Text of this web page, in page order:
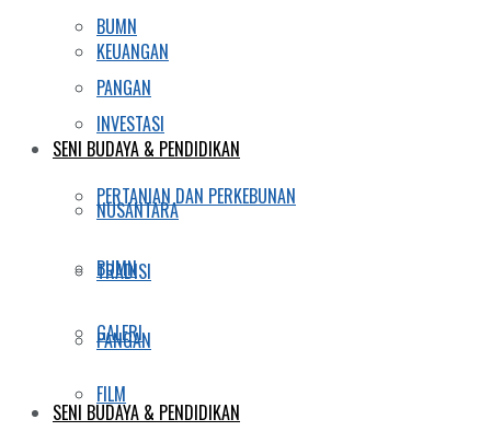
BUMN
PANGAN
SENI BUDAYA & PENDIDIKAN
NUSANTARA
TRADISI
GALERI
FILM
KEUANGAN
INVESTASI
PERTANIAN DAN PERKEBUNAN
BUMN
PANGAN
SENI BUDAYA & PENDIDIKAN